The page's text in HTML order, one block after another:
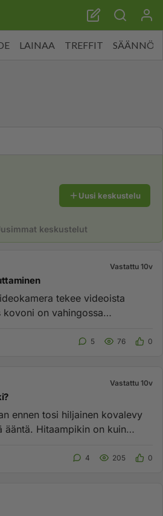
LAINAA TREFFIT SÄÄNNÖT
Uusi keskustelu
keskustelut
Vastattu 10v
tekee videoista
on vahingossa
5 76 0
Vastattu 10v
ennen tosi hiljainen kovalevy
ääntä. Hitaampikin on kuin
4 205 0